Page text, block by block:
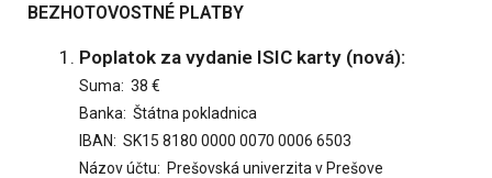
BEZHOTOVOSTNÉ PLATBY
Poplatok za vydanie ISIC karty (nová):
Suma: 38 €
Banka: Štátna pokladnica
IBAN: SK15 8180 0000 0070 0006 6503
Názov účtu: Prešovská univerzita v Prešove